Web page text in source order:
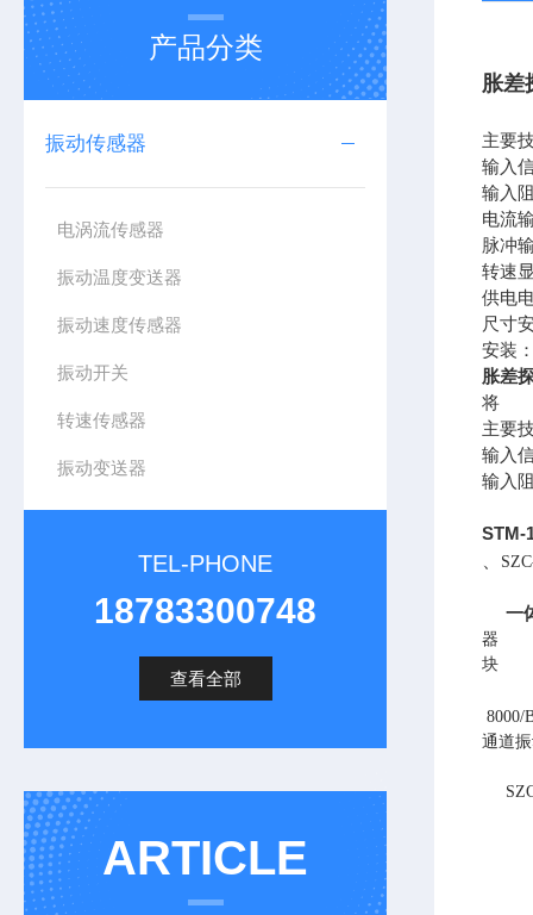
产品分类
振动传感器
电涡流传感器
振动温度变送器
振动速度传感器
振动开关
转速传感器
振动变送器
TEL-PHONE
18783300748
查看全部
ARTICLE
胀差
主要
输入
输入
电流
脉冲
转速
供电
尺寸
安装
胀差
将
主要
输入
输入
STM-
一
器
块
8000/
通道